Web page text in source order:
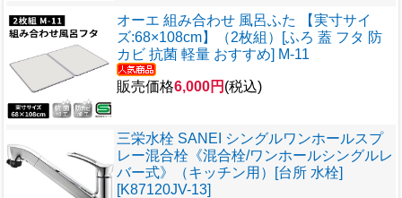
オーエ 組み合わせ 風呂ふた 【実寸サイ
ズ:68×108cm】（2枚組）[ふろ 蓋 フタ 防
カビ 抗菌 軽量 おすすめ] M-11
販売価格6,000円 (税込)
三栄水栓 SANEI シングルワンホールスプ
レー混合栓《混合栓/ワンホールシングルレ
バー式》（キッチン用）[台所 水栓]
[K87120JV-13]